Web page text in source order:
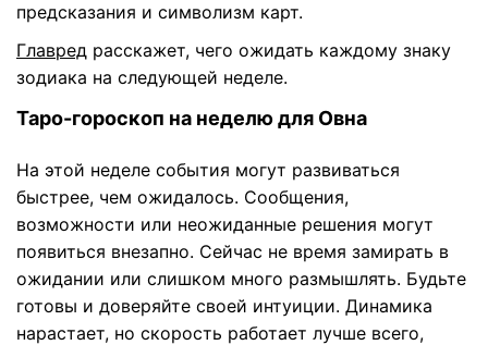
предсказания и символизм карт.
Главред расскажет, чего ожидать каждому знаку
зодиака на следующей неделе.
Таро-гороскоп на неделю для Овна
На этой неделе события могут развиваться
быстрее, чем ожидалось. Сообщения,
возможности или неожиданные решения могут
появиться внезапно. Сейчас не время замирать в
ожидании или слишком много размышлять. Будьте
готовы и доверяйте своей интуиции. Динамика
нарастает, но скорость работает лучше всего,